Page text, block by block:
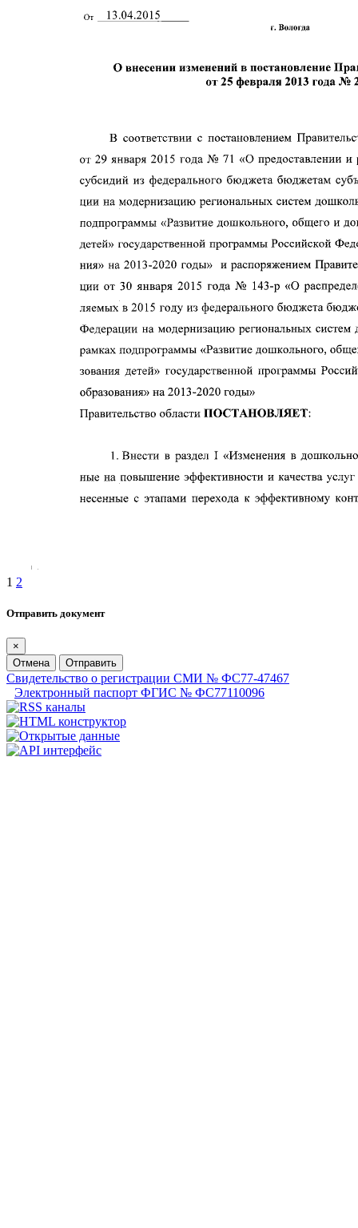
1 2
Отправить документ
×
Отмена
Отправить
Свидетельство о регистрации СМИ № ФС77-47467
Электронный паспорт ФГИС № ФС77110096